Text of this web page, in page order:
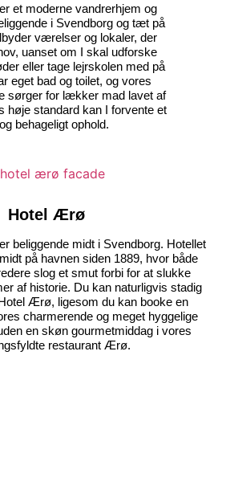
et moderne vandrerhjem og
i Svendborg og tæt på
værelser og lokaler, der
uanset om I skal udforske
eller tage lejrskolen med på
eget bad og toilet, og vores
sørger for lækker mad lavet af
høje standard kan I forvente et
behageligt ophold.
Hotel Ærø
beliggende midt i Svendborg. Hotellet
på havnen siden 1889, hvor både
slog et smut forbi for at slukke
af historie. Du kan naturligvis stadig
Ærø, ligesom du kan booke en
charmerende og meget hyggelige
en skøn gourmetmiddag i vores
restaurant Ærø.